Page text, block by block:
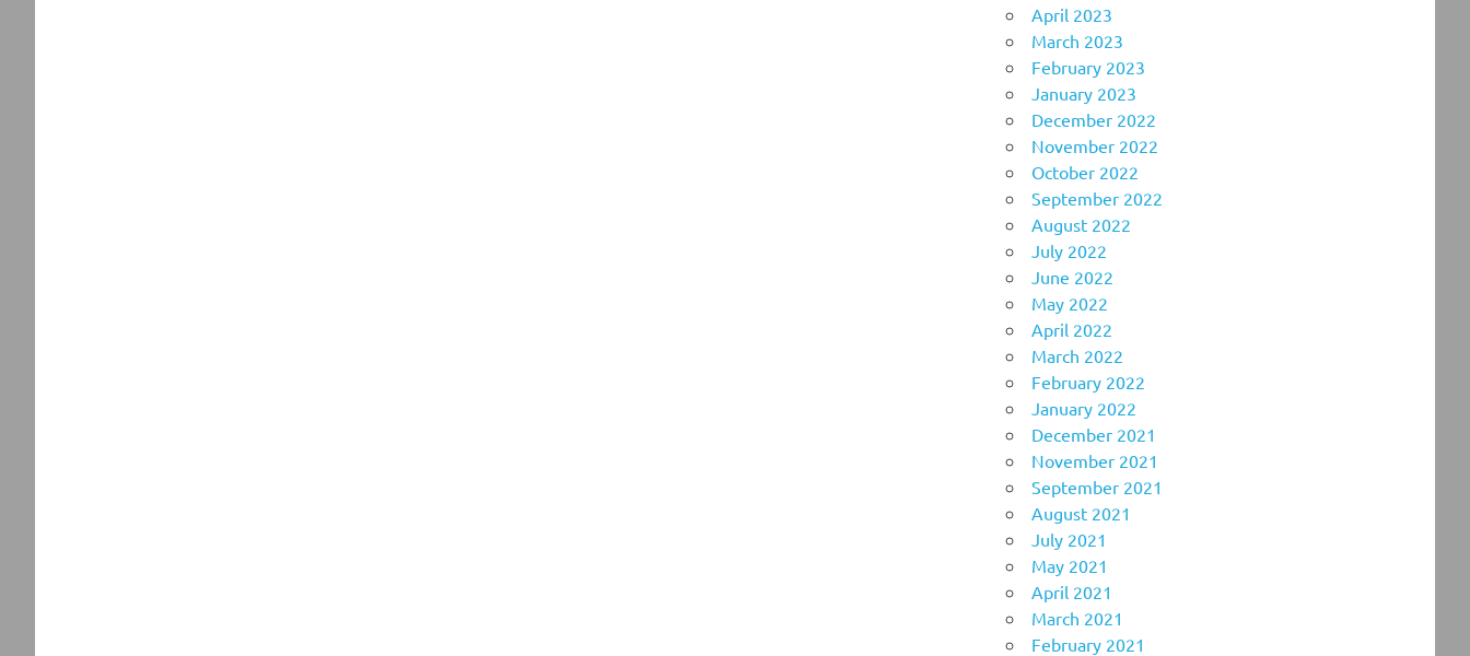
April 2023
March 2023
February 2023
January 2023
December 2022
November 2022
October 2022
September 2022
August 2022
July 2022
June 2022
May 2022
April 2022
March 2022
February 2022
January 2022
December 2021
November 2021
September 2021
August 2021
July 2021
May 2021
April 2021
March 2021
February 2021